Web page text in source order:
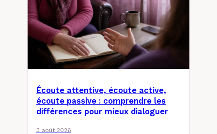
Écoute attentive, écoute active,
écoute passive : comprendre les
différences pour mieux dialoguer
3 août 2026